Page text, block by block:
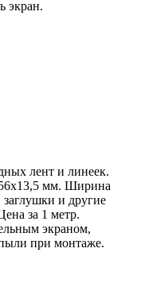
экран.
лент и линеек.
мм. Ширина
и другие
за 1 метр.
экраном,
при монтаже.